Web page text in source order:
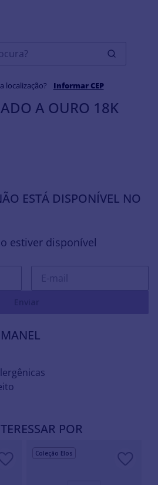
localização? Informar CEP
BANHADO A OURO 18K
A OURO 18K
ESTÁ DISPONÍVEL NO
estiver disponível
POR
Coleção Elos